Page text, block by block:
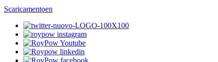
Scaricamentoen